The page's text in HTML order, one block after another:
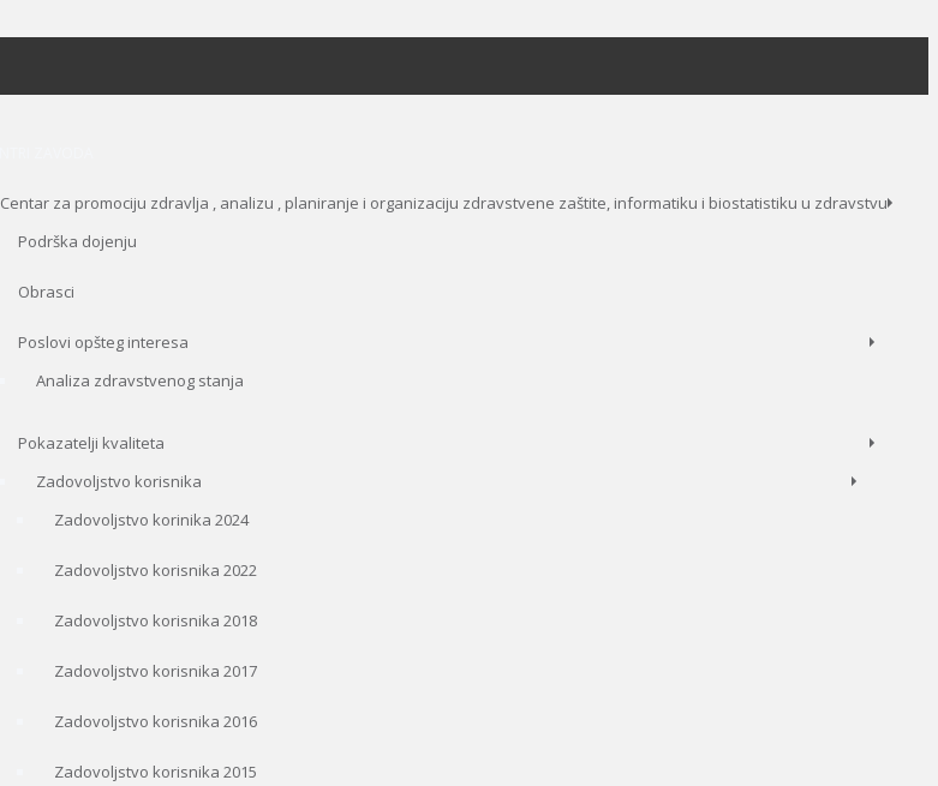
Centar za promociju zdravlja , analizu , planiranje i organizaciju zdravstvene zaštite, informatiku i biostatistiku u zdravstvu
Podrška dojenju
Obrasci
Poslovi opšteg interesa
Analiza zdravstvenog stanja
Pokazatelji kvaliteta
Zadovoljstvo korisnika
Zadovoljstvo korinika 2024
Zadovoljstvo korisnika 2022
Zadovoljstvo korisnika 2018
Zadovoljstvo korisnika 2017
Zadovoljstvo korisnika 2016
Zadovoljstvo korisnika 2015